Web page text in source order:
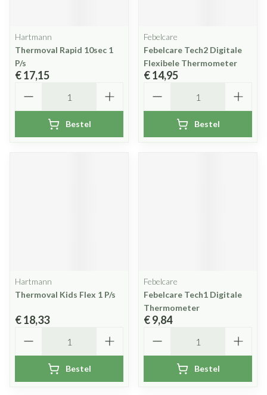
Hartmann
Thermoval Rapid 10sec 1
P/s
€ 17,15
Bestel
Febelcare
Febelcare Tech2 Digitale
Flexibele Thermometer
€ 14,95
Bestel
Hartmann
Thermoval Kids Flex 1 P/s
€ 18,33
Bestel
Febelcare
Febelcare Tech1 Digitale
Thermometer
€ 9,84
Bestel